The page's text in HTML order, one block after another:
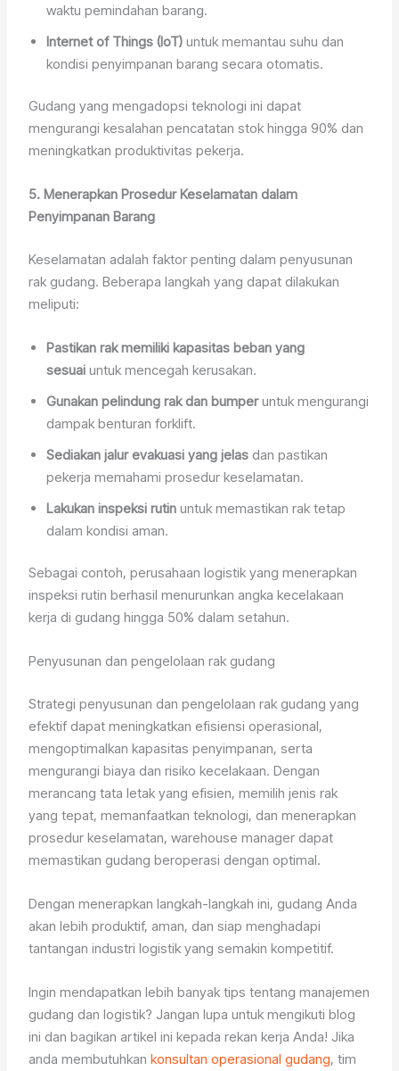
waktu pemindahan barang.
Internet of Things (IoT) untuk memantau suhu dan
kondisi penyimpanan barang secara otomatis.
Gudang yang mengadopsi teknologi ini dapat
mengurangi kesalahan pencatatan stok hingga 90% dan
meningkatkan produktivitas pekerja.
5. Menerapkan Prosedur Keselamatan dalam
Penyimpanan Barang
Keselamatan adalah faktor penting dalam penyusunan
rak gudang. Beberapa langkah yang dapat dilakukan
meliputi:
Pastikan rak memiliki kapasitas beban yang
sesuai untuk mencegah kerusakan.
Gunakan pelindung rak dan bumperuntuk mengurangi
dampak benturan forklift.
Sediakan jalur evakuasi yang jelas dan pastikan
pekerja memahami prosedur keselamatan.
Lakukan inspeksi rutin untuk memastikan rak tetap
dalam kondisi aman.
Sebagai contoh, perusahaan logistik yang menerapkan
inspeksi rutin berhasil menurunkan angka kecelakaan
kerja di gudang hingga 50% dalam setahun.
Penyusunan dan pengelolaan rak gudang
Strategi penyusunan dan pengelolaan rak gudang yang
efektif dapat meningkatkan efisiensi operasional,
mengoptimalkan kapasitas penyimpanan, serta
mengurangi biaya dan risiko kecelakaan. Dengan
merancang tata letak yang efisien, memilih jenis rak
yang tepat, memanfaatkan teknologi, dan menerapkan
prosedur keselamatan, warehouse manager dapat
memastikan gudang beroperasi dengan optimal.
Dengan menerapkan langkah-langkah ini, gudang Anda
akan lebih produktif, aman, dan siap menghadapi
tantangan industri logistik yang semakin kompetitif.
Ingin mendapatkan lebih banyak tips tentang manajemen
gudang dan logistik? Jangan lupa untuk mengikuti blog
ini dan bagikan artikel ini kepada rekan kerja Anda! Jika
anda membutuhkankonsultan operasional gudang, tim